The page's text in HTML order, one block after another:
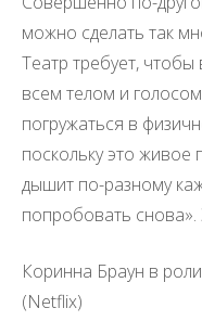
можно сделать так
Театр требует,
всем телом и
погружаться в
поскольку это живое
дышит по-разному
попробовать
Коринна Браун в
(Netflix)